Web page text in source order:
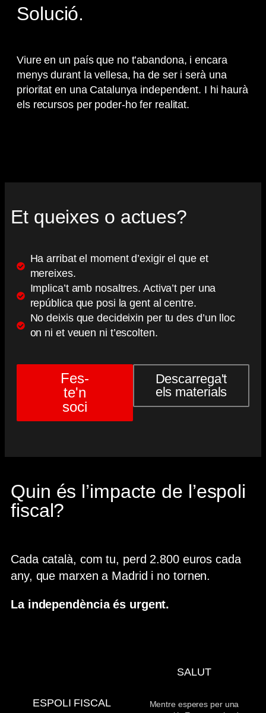
Solució.
Viure en un país que no t’abandona, i encara
menys durant la vellesa, ha de ser i serà una
prioritat en una Catalunya independent. I hi haurà
els recursos per poder-ho fer realitat.
Et queixes o actues?
Ha arribat el moment d’exigir el que et
mereixes.
Implica’t amb nosaltres. Activa’t per una
república que posi la gent al centre.
No deixis que decideixin per tu des d’un lloc
on ni et veuen ni t’escolten.
Descarrega't
els materials
Fes-
te'n
soci
Quin és l’impacte de l’espoli
fiscal?
Cada català, com tu, perd 2.800 euros cada
any, que marxen a Madrid i no tornen.
La independència és urgent.
ESPOLI FISCAL
SALUT
Mentre esperes per una